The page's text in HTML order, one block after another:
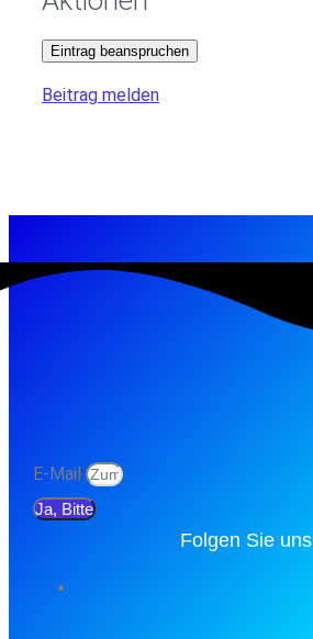
Eintrag beanspruchen
Beitrag melden
E-Mail
Ja, Bitte
Folgen Sie uns